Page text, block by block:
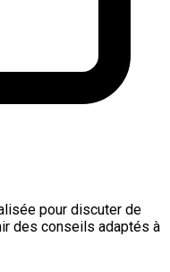
pour discuter de
des conseils adaptés à